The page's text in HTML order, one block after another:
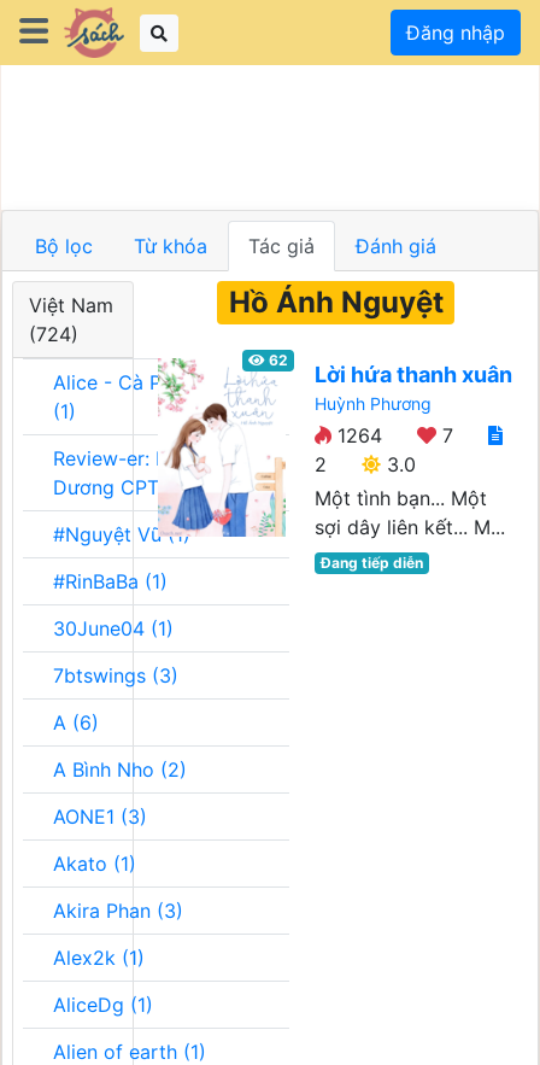
Đăng nhập
Bộ lọc Từ khóa Tác giả Đánh giá
Việt Nam
(724)
Alice - Cà Phê Team
(1)
Review-er: Dương
Dương CPT (1)
#Nguyệt Vũ (1)
#RinBaBa (1)
30June04 (1)
7btswings (3)
A (6)
A Bình Nho (2)
AONE1 (3)
Akato (1)
Akira Phan (3)
Alex2k (1)
AliceDg (1)
Alien of earth (1)
Hồ Ánh Nguyệt
62
Lời hứa thanh xuân
Huỳnh Phương
1264
7
2
3.0
Một tình bạn... Một
sợi dây liên kết... M...
Đang tiếp diễn